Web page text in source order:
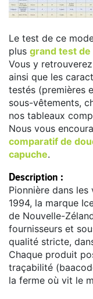
Le test de ce
plus grand test
Vous y
ainsi que les
testés (premières
sous-vêtements,
nos tableaux
Nous vous
comparatif de
capuche.
Description :
Pionnière dans
1994, la marque
de Nouvelle-
fournisseurs et
qualité stricte,
Chaque produit
traçabilité
la ferme où vit le